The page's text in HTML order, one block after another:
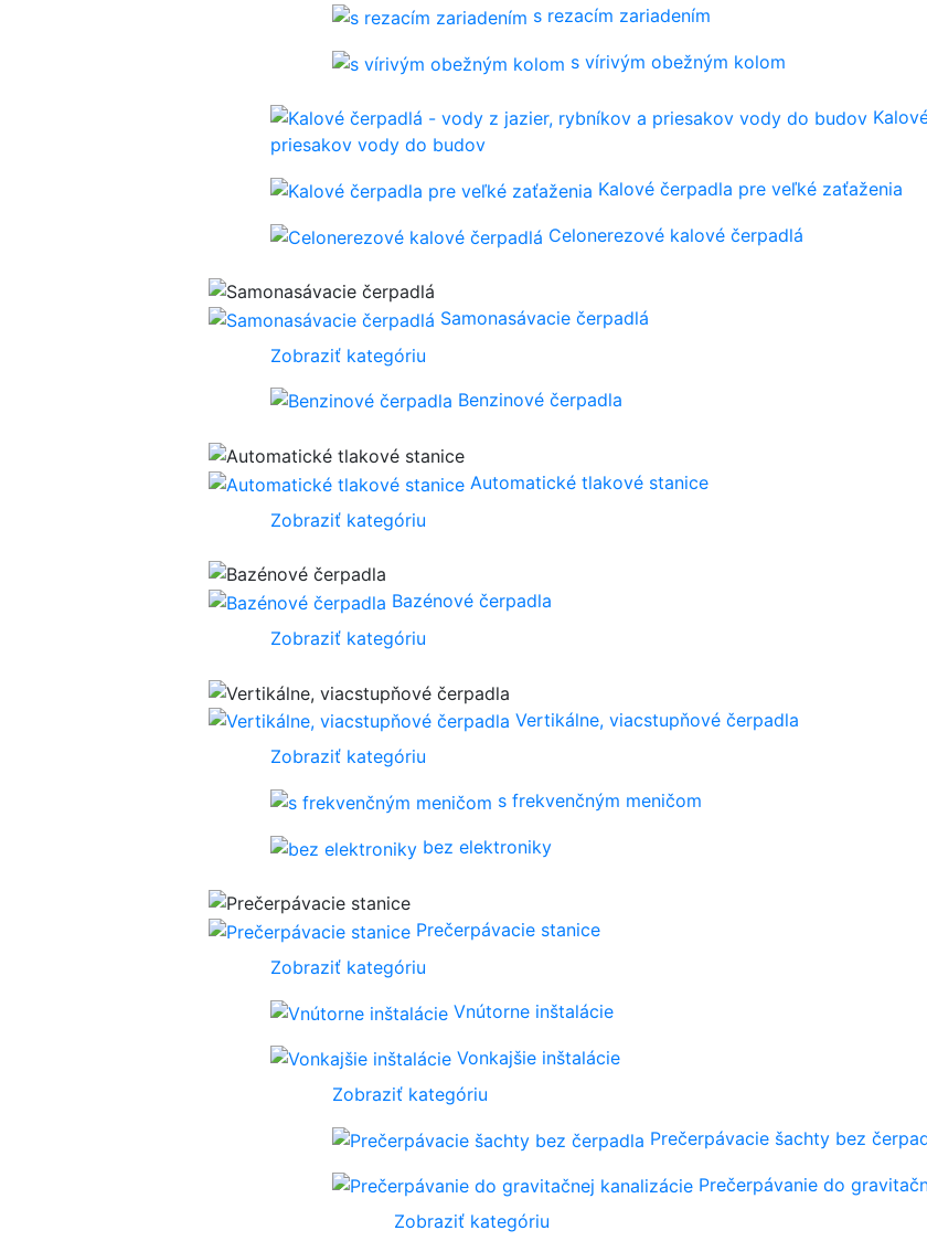
s rezacím zariadením
s vírivým obežným kolom
priesakov vody do budov
Kalové čerpadla pre veľké zaťaženia
Celonerezové kalové čerpadlá
Samonasávacie čerpadlá
Zobraziť kategóriu
Benzinové čerpadla
Automatické tlakové stanice
Zobraziť kategóriu
Bazénové čerpadla
Zobraziť kategóriu
Vertikálne, viacstupňové čerpadla
Zobraziť kategóriu
s frekvenčným meničom
bez elektroniky
Prečerpávacie stanice
Zobraziť kategóriu
Vnútorne inštalácie
Vonkajšie inštalácie
Zobraziť kategóriu
Prečerpávacie šachty bez
Prečerpávanie do
Zobraziť kategóriu